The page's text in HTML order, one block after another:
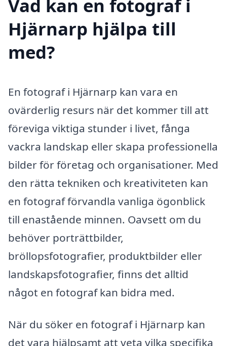
Vad kan en fotograf i
Hjärnarp hjälpa till
med?
En fotograf i Hjärnarp kan vara en
ovärderlig resurs när det kommer till att
föreviga viktiga stunder i livet, fånga
vackra landskap eller skapa professionella
bilder för företag och organisationer. Med
den rätta tekniken och kreativiteten kan
en fotograf förvandla vanliga ögonblick
till enastående minnen. Oavsett om du
behöver porträttbilder,
bröllopsfotografier, produktbilder eller
landskapsfotografier, finns det alltid
något en fotograf kan bidra med.
När du söker en fotograf i Hjärnarp kan
det vara hjälpsamt att veta vilka specifika